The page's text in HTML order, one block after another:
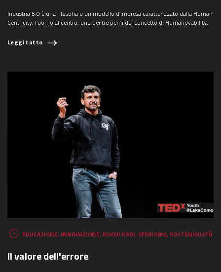
Industria 5.0 è una filosofia o un modello d’impresa caratterizzato dalla Human
Centricity, l’uomo al centro, uno dei tre perni del concetto di Humanovability.
Leggi tutto
EDUCAZIONE, INNOVAZIONE, NUOVI EROI, SFERISMO, SOSTENIBILITÀ
Il valore dell'errore